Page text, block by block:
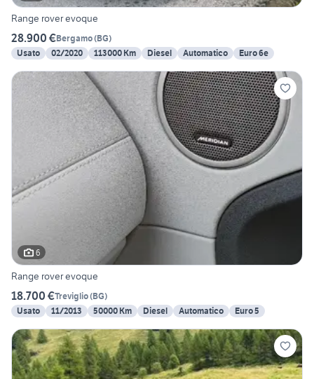
Range rover evoque
28.900 €Bergamo(BG)
Usato
02/2020 113000 Km Diesel Automatico Euro 6e
6
Range rover evoque
18.700 €Treviglio(BG)
Usato
11/2013 50000 Km Diesel Automatico Euro 5